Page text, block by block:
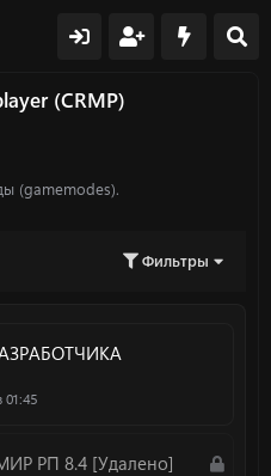
(CRMP)
(gamemodes).
Фильтры
01:45
З
РП 8.4 [Удалено]